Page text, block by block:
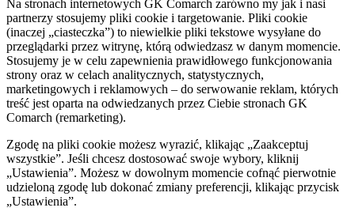
Na stronach internetowych GK Comarch zarówno my jak i nasi
partnerzy stosujemy pliki cookie i targetowanie. Pliki cookie
(inaczej „ciasteczka”) to niewielkie pliki tekstowe wysyłane do
przeglądarki przez witrynę, którą odwiedzasz w danym momencie.
Stosujemy je w celu zapewnienia prawidłowego funkcjonowania
strony oraz w celach analitycznych, statystycznych,
marketingowych i reklamowych – do serwowanie reklam, których
treść jest oparta na odwiedzanych przez Ciebie stronach GK
Comarch (remarketing).
Zgodę na pliki cookie możesz wyrazić, klikając „Zaakceptuj
wszystkie”. Jeśli chcesz dostosować swoje wybory, kliknij
„Ustawienia”. Możesz w dowolnym momencie cofnąć pierwotnie
udzieloną zgodę lub dokonać zmiany preferencji, klikając przycisk
„Ustawienia”.